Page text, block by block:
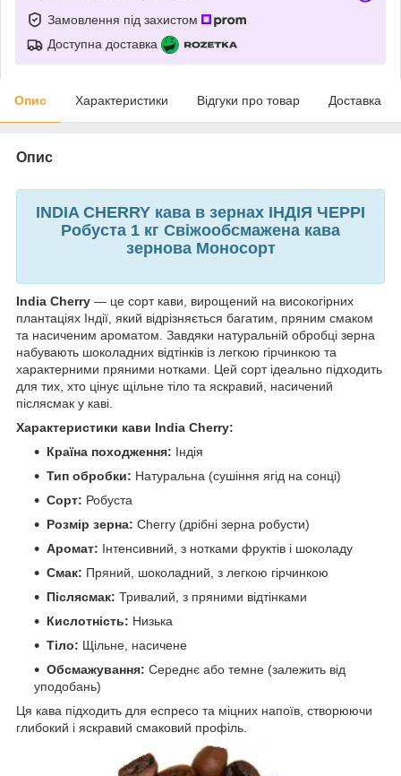
Замовлення під захистом
Доступна доставка
Опис Характеристики Відгуки про товар Доставка
Опис
INDIA CHERRY кава в зернах ІНДІЯ ЧЕРРІ
Робуста 1 кг Свіжообсмажена кава
зернова Моносорт
India Cherry — це сорт кави, вирощений на високогірних
плантаціях Індії, який відрізняється багатим, пряним смаком
та насиченим ароматом. Завдяки натуральній обробці зерна
набувають шоколадних відтінків із легкою гірчинкою та
характерними пряними нотками. Цей сорт ідеально підходить
для тих, хто цінує щільне тіло та яскравий, насичений
післясмак у каві.
Характеристики кави India Cherry:
Країна походження: Індія
Тип обробки: Натуральна (сушіння ягід на сонці)
Сорт: Робуста
Розмір зерна: Cherry (дрібні зерна робусти)
Аромат: Інтенсивний, з нотками фруктів і шоколаду
Смак: Пряний, шоколадний, з легкою гірчинкою
Післясмак: Тривалий, з пряними відтінками
Кислотність: Низька
Тіло: Щільне, насичене
Обсмажування: Середнє або темне (залежить від
уподобань)
Ця кава підходить для еспресо та міцних напоїв, створюючи
глибокий і яскравий смаковий профіль.